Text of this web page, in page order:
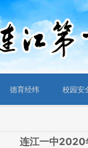
德育经纬 校园安
连江一中2020